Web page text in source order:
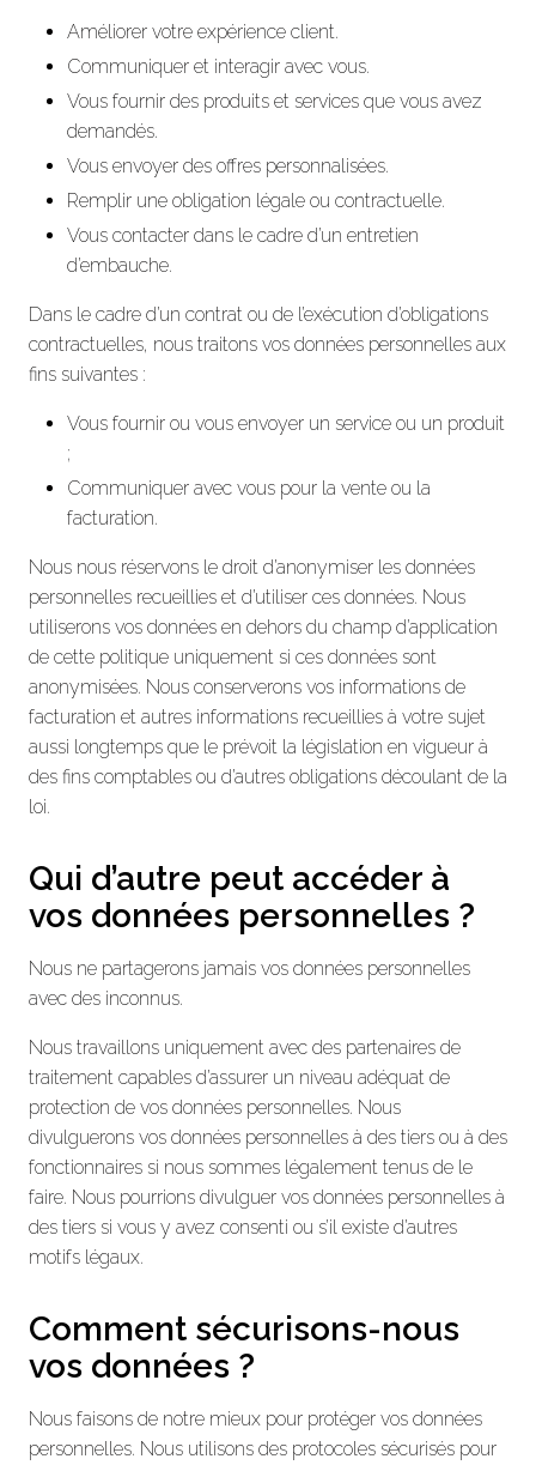
Améliorer votre expérience client.
Communiquer et interagir avec vous.
Vous fournir des produits et services que vous avez
demandés.
Vous envoyer des offres personnalisées.
Remplir une obligation légale ou contractuelle.
Vous contacter dans le cadre d’un entretien
d’embauche.
Dans le cadre d’un contrat ou de l’exécution d’obligations
contractuelles, nous traitons vos données personnelles aux
fins suivantes :
Vous fournir ou vous envoyer un service ou un produit
;
Communiquer avec vous pour la vente ou la
facturation.
Nous nous réservons le droit d’anonymiser les données
personnelles recueillies et d’utiliser ces données. Nous
utiliserons vos données en dehors du champ d’application
de cette politique uniquement si ces données sont
anonymisées. Nous conserverons vos informations de
facturation et autres informations recueillies à votre sujet
aussi longtemps que le prévoit la législation en vigueur à
des fins comptables ou d’autres obligations découlant de la
loi.
Qui d’autre peut accéder à
vos données personnelles ?
Nous ne partagerons jamais vos données personnelles
avec des inconnus.
Nous travaillons uniquement avec des partenaires de
traitement capables d’assurer un niveau adéquat de
protection de vos données personnelles. Nous
divulguerons vos données personnelles à des tiers ou à des
fonctionnaires si nous sommes légalement tenus de le
faire. Nous pourrions divulguer vos données personnelles à
des tiers si vous y avez consenti ou s’il existe d’autres
motifs légaux.
Comment sécurisons-nous
vos données ?
Nous faisons de notre mieux pour protéger vos données
personnelles. Nous utilisons des protocoles sécurisés pour